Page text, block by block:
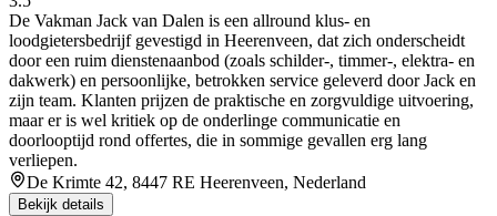
De Vakman Jack van Dalen is een allround klus- en
loodgietersbedrijf gevestigd in Heerenveen, dat zich onderscheidt
door een ruim dienstenaanbod (zoals schilder-, timmer-, elektra- en
dakwerk) en persoonlijke, betrokken service geleverd door Jack en
zijn team. Klanten prijzen de praktische en zorgvuldige uitvoering,
maar er is wel kritiek op de onderlinge communicatie en
doorlooptijd rond offertes, die in sommige gevallen erg lang
verliepen.
De Krimte 42, 8447 RE Heerenveen, Nederland
Bekijk details